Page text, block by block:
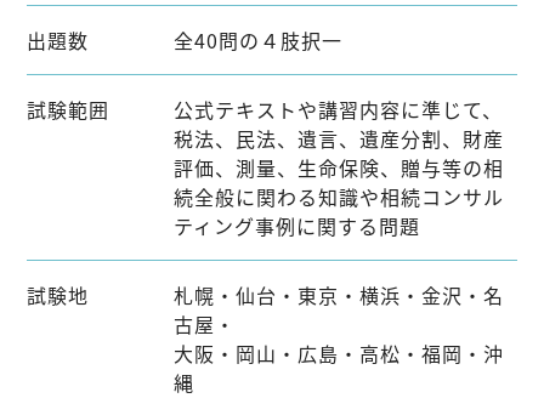
出題数 全40問の４肢択一
試験範囲
公式テキストや講習内容に準じて、
税法、民法、遺言、遺産分割、財産
評価、測量、生命保険、贈与等の相
続全般に関わる知識や相続コンサル
ティング事例に関する問題
試験地
札幌・仙台・東京・横浜・金沢・名
古屋・
大阪・岡山・広島・高松・福岡・沖
縄